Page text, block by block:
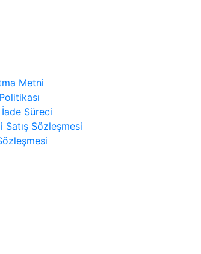
Metni
Süreci
Satış Sözleşmesi